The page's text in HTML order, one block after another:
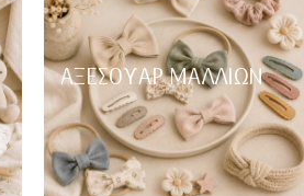
ΑΞΕΣΟΥΆΡ ΜΑΛΛΙΏΝ